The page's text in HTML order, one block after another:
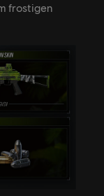
frostigen